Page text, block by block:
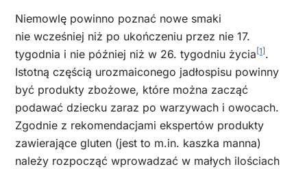
Niemowlę powinno poznać nowe smaki
nie wcześniej niż po ukończeniu przez nie 17.
tygodnia i nie później niż w 26. tygodniu życia[1].
Istotną częścią urozmaiconego jadłospisu powinny
być produkty zbożowe, które można zacząć
podawać dziecku zaraz po warzywach i owocach.
Zgodnie z rekomendacjami ekspertów produkty
zawierające gluten (jest to m.in. kaszka manna)
należy rozpocząć wprowadzać w małych ilościach